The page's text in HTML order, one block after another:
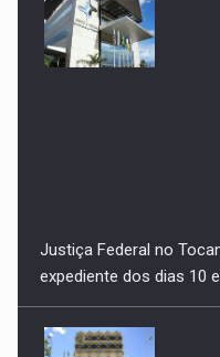
expediente dos dias 10